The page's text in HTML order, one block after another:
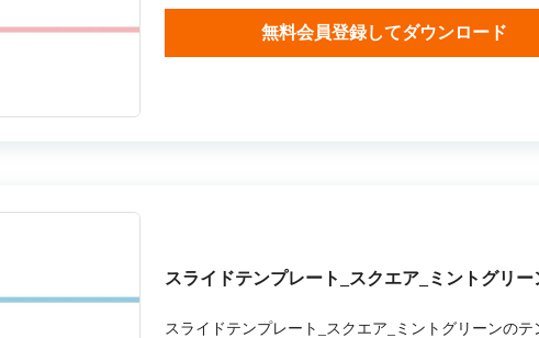
無料会員登録してダウンロード
スライドテンプレート_スクエア_ミントグリー
スライドテンプレート_スクエア_ミントグリーンの